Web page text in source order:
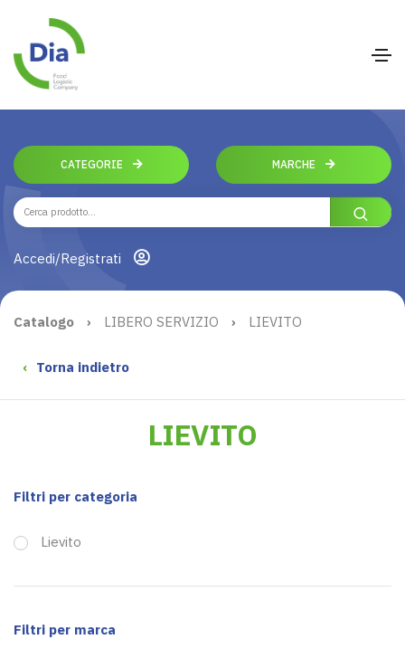
CATEGORIE MARCHE
Accedi/Registrati
Catalogo › LIBERO SERVIZIO › LIEVITO
‹ Torna indietro
LIEVITO
Filtri per categoria
Lievito
Filtri per marca